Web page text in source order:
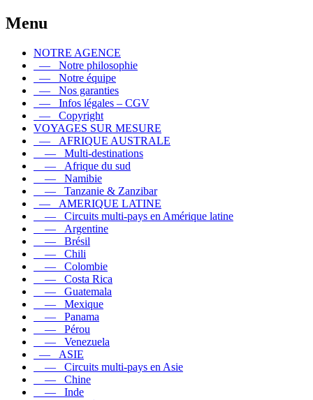
Menu
NOTRE AGENCE
— Notre philosophie
— Notre équipe
— Nos garanties
— Infos légales – CGV
— Copyright
VOYAGES SUR MESURE
— AFRIQUE AUSTRALE
— Multi-destinations
— Afrique du sud
— Namibie
— Tanzanie & Zanzibar
— AMERIQUE LATINE
— Circuits multi-pays en Amérique latine
— Argentine
— Brésil
— Chili
— Colombie
— Costa Rica
— Guatemala
— Mexique
— Panama
— Pérou
— Venezuela
— ASIE
— Circuits multi-pays en Asie
— Chine
— Inde